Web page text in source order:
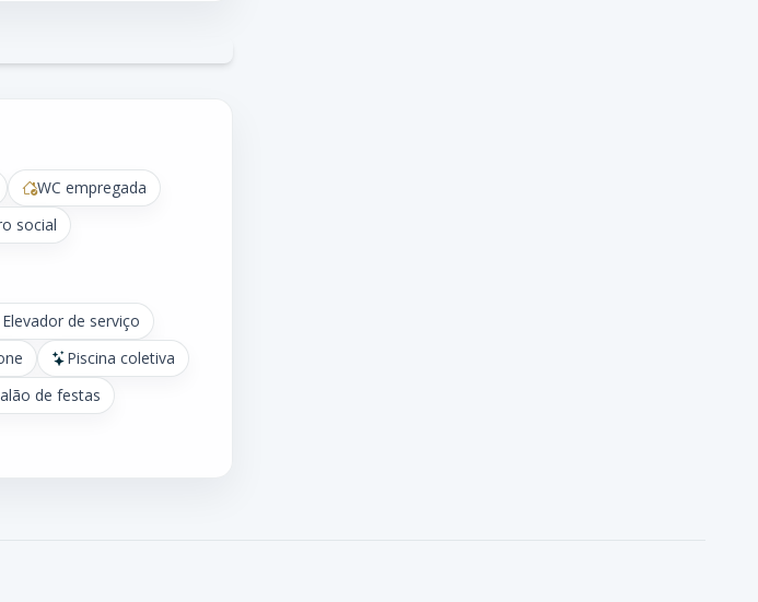
WC empregada
social
Elevador de serviço
Piscina coletiva
de festas